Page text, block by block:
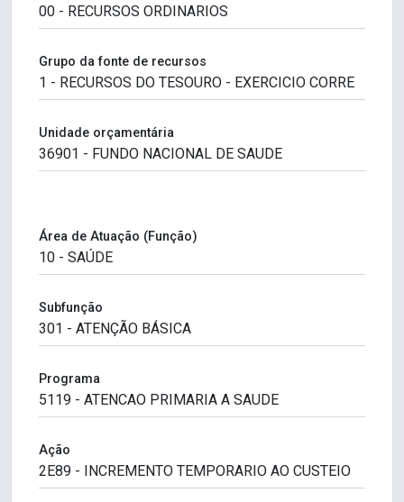
Grupo da fonte de recursos
Unidade orçamentária
Área de Atuação (Função)
Subfunção
Programa
Ação